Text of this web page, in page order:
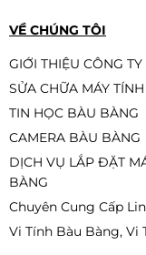
VỀ CHÚNG TÔI
GIỚI THIỆU CÔNG
SỬA CHỮA MÁY
TIN HỌC BÀU BÀNG
CAMERA BÀU BÀNG
DỊCH VỤ LẮP ĐẶT
BÀNG
Chuyên Cung Cấp
Vi Tính Bàu Bàng, Vi